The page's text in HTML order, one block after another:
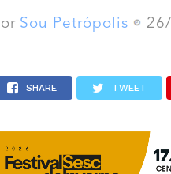
Sou Petrópolis
SHARE TWEET